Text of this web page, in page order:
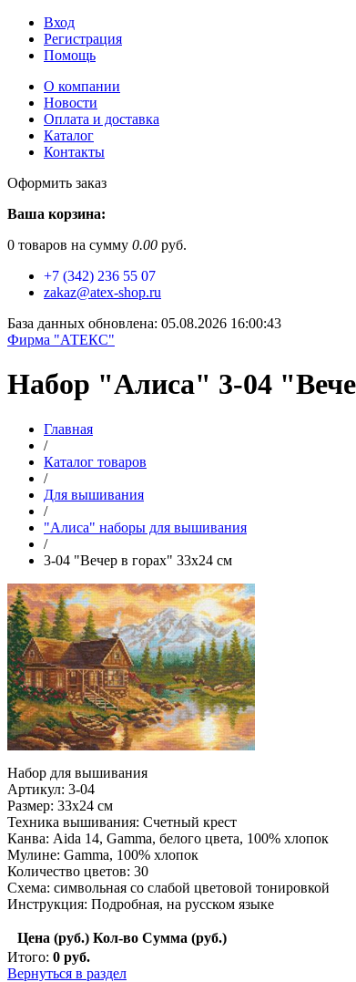
Вход
Регистрация
Помощь
О компании
Новости
Оплата и доставка
Каталог
Контакты
Оформить заказ
Ваша корзина:
0 товаров на сумму 0.00 руб.
+7 (342) 236 55 07
zakaz@atex-shop.ru
База данных обновлена: 05.08.2026 16:00:43
Фирма "АТЕКС"
Набор "Алиса" 3-04
Главная
/
Каталог товаров
/
Для вышивания
/
"Алиса" наборы для вышивания
/
3-04 "Вечер в горах" 33х24 см
Набор для вышивания
Артикул: 3-04
Размер: 33х24 см
Техника вышивания: Счетный крест
Канва: Aida 14, Gamma, белого цвета, 100% хлопок
Мулине: Gamma, 100% хлопок
Количество цветов: 30
Схема: символьная со слабой цветовой тонировкой
Инструкция: Подробная, на русском языке
Цена (руб.) Кол-во Сумма (руб.)
Итого: 0 руб.
Вернуться в раздел